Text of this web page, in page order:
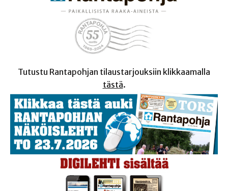
Tutustu Rantapohjan tilaustarjouksiin klikkaamalla
tästä.